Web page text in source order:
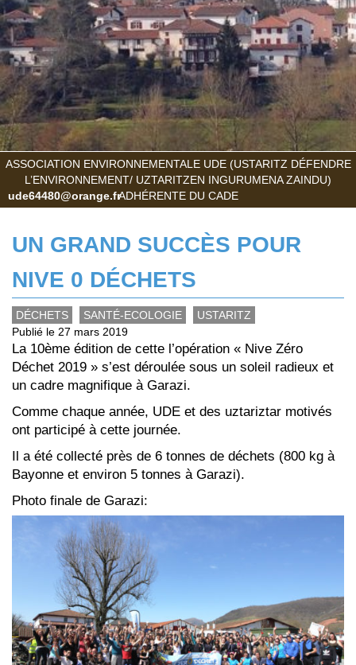
ASSOCIATION ENVIRONNEMENTALE UDE (USTARITZ DÉFENDRE
L’ENVIRONNEMENT/ UZTARITZEN INGURUMENA ZAINDU)
ADHÉRENTE DU CADE
ude64480@orange.fr
UN GRAND SUCCÈS POUR
NIVE 0 DÉCHETS
DÉCHETS SANTÉ-ECOLOGIE
USTARITZ
Publié le 27 mars 2019
La 10ème édition de cette l’opération « Nive Zéro
Déchet 2019 » s’est déroulée sous un soleil radieux et
un cadre magnifique à Garazi.
Comme chaque année, UDE et des uztariztar motivés
ont participé à cette journée.
Il a été collecté près de 6 tonnes de déchets (800 kg à
Bayonne et environ 5 tonnes à Garazi).
Photo finale de Garazi: